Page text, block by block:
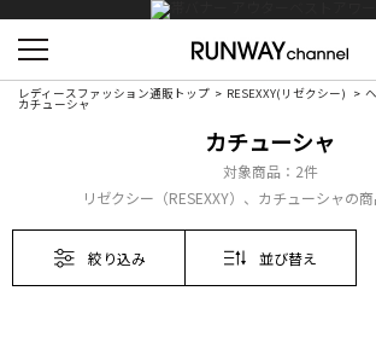
レディースファッション通販トップ RESEXXY(リゼクシー)
カチューシャ
カチューシャ
対象商品： 2件
リゼクシー（RESEXXY）、カチューシャの商
絞り込み 並び替え